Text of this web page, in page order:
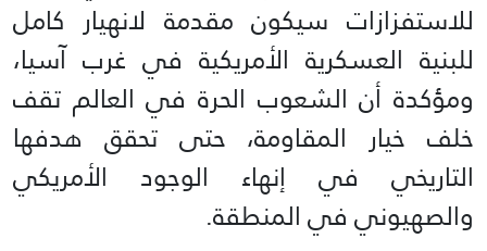
للاستفزازات سيكون مقدمة لانهيار كامل
للبنية العسكرية الأمريكية في غرب آسيا،
ومؤكدة أن الشعوب الحرة في العالم تقف
خلف خيار المقاومة، حتى تحقق هدفها
التاريخي في إنهاء الوجود الأمريكي
والصهيوني في المنطقة.